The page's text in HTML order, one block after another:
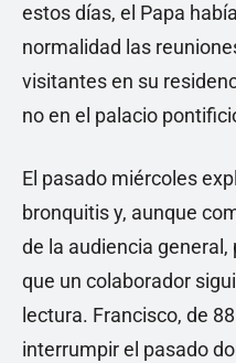
estos días, el Papa
normalidad las
visitantes en su
no en el palacio
El pasado miércoles
bronquitis y, aunque
de la audiencia
que un colaborador
lectura. Francisco, de
interrumpir el pasado